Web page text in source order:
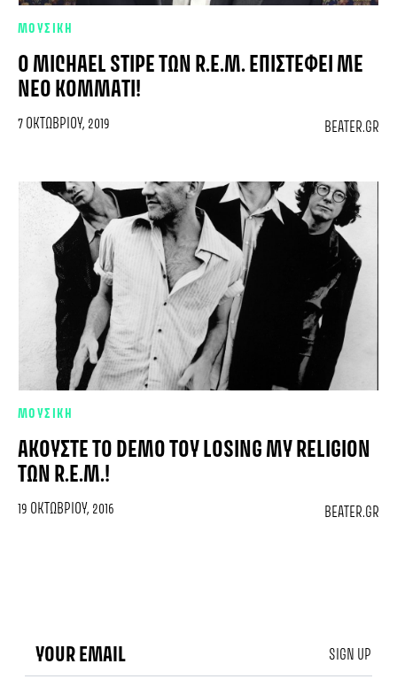
ΜΟΥΣΙΚΗ
Ο MICHAEL STIPE ΤΩΝ R.E.M. ΕΠΙΣΤΈΦΕΙ ΜΕ
ΝΈΟ ΚΟΜΜΆΤΙ!
7 ΟΚΤΩΒΡΊΟΥ, 2019 BEATER.GR
ΜΟΥΣΙΚΗ
ΑΚΟΎΣΤΕ ΤΟ DEMO ΤΟΥ LOSING MY RELIGION
ΤΩΝ R.E.M.!
19 ΟΚΤΩΒΡΊΟΥ, 2016 BEATER.GR
SIGN UP